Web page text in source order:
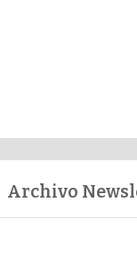
Archivo